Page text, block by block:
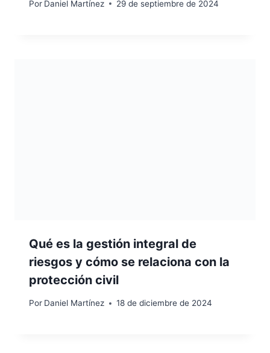
Por Daniel Martínez 29 de septiembre de 2024
Qué es la gestión integral de
riesgos y cómo se relaciona con la
protección civil
Por Daniel Martínez 18 de diciembre de 2024